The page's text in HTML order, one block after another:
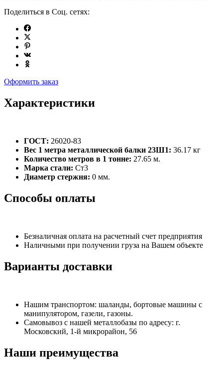
Поделиться в Соц. сетях:
Оформить заказ
Характеристики
ГОСТ: 26020-83
Вес 1 метра металлической балки 23Ш1: 36.17 кг
Количество метров в 1 тонне: 27.65 м.
Марка стали: Ст3
Диаметр стержня: 0 мм.
Способы оплаты
Безналичная оплата на расчетный счет предприятия
Наличными при получении груза на Вашем объекте
Варианты доставки
Нашим транспортом: шаланды, бортовые машины с
манипулятором, газели, газоны.
Самовывоз с нашей металлобазы по адресу: г.
Московский, 1-й микрорайон, 56
Наши преимущества